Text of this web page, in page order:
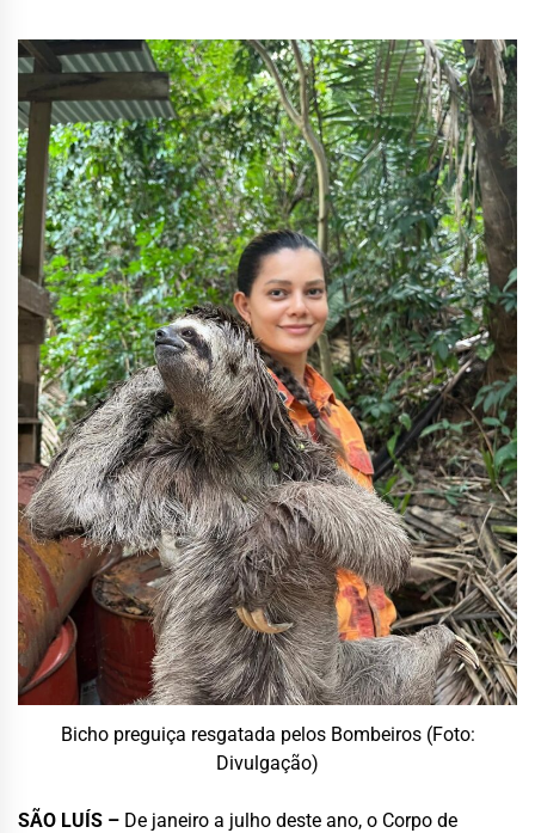
Bicho preguiça resgatada pelos Bombeiros (Foto:
Divulgação)
SÃO LUÍS – De janeiro a julho deste ano, o Corpo de